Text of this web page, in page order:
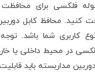
فلکسی برای محافظت
کنید. محافظ کابل
کاربری شما باشد.
در محیط داخلی یا
مداربسته باید